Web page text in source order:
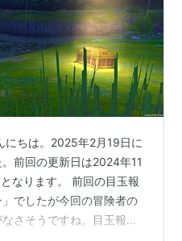
にちは。2025年2月19日に
前回の更新日は2024年11
なります。 前回の目玉報
でしたが今回の冒険者の
さそうですね。目玉報酬